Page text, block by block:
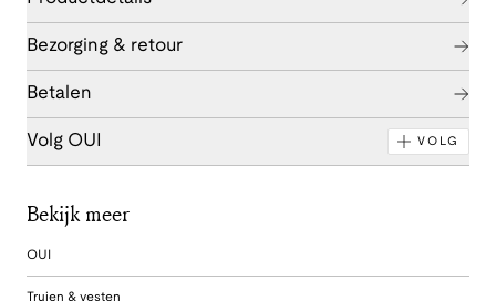
Bezorging & retour
Betalen
Volg OUI VOLG
Bekijk meer
OUI
Truien & vesten